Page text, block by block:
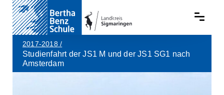
2017-2018/
Studienfahrt der JS1 M und der JS1 SG1 nach
Amsterdam